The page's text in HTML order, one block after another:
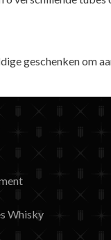
geschenken om
Whisky